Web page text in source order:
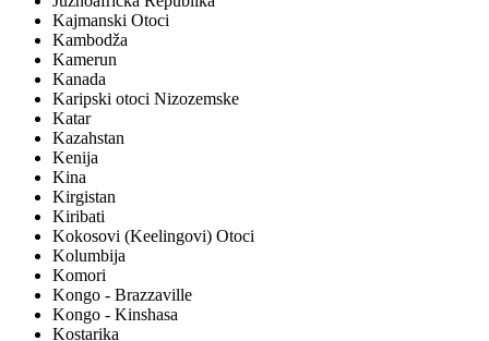
Kajmanski Otoci
Kambodža
Kamerun
Kanada
Karipski otoci Nizozemske
Katar
Kazahstan
Kenija
Kina
Kirgistan
Kiribati
Kokosovi (Keelingovi) Otoci
Kolumbija
Komori
Kongo - Brazzaville
Kongo - Kinshasa
Kostarika